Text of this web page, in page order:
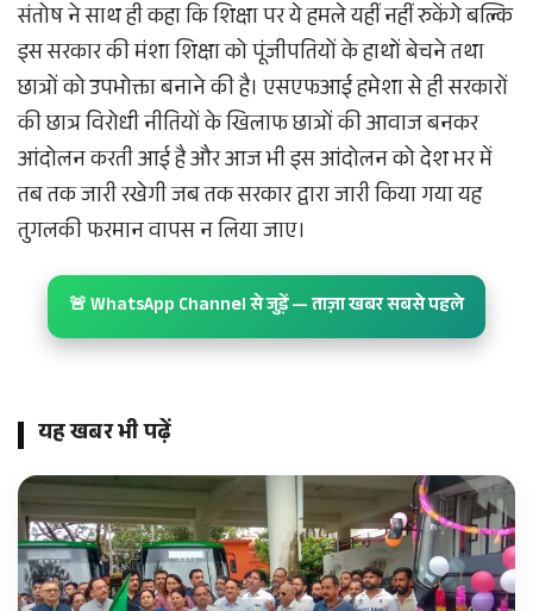
संतोष ने साथ ही कहा कि शिक्षा पर ये हमले यहीं नहीं रुकेंगे बल्कि
इस सरकार की मंशा शिक्षा को पूंजीपतियों के हाथों बेचने तथा
छात्रों को उपभोक्ता बनाने की है। एसएफआई हमेशा से ही सरकारों
की छात्र विरोधी नीतियों के खिलाफ छात्रों की आवाज बनकर
आंदोलन करती आई है और आज भी इस आंदोलन को देश भर में
तब तक जारी रखेगी जब तक सरकार द्वारा जारी किया गया यह
तुगलकी फरमान वापस न लिया जाए।
🚨 WhatsApp Channel से जुड़ें — ताज़ा खबर सबसे पहले
यह खबर भी पढ़ें